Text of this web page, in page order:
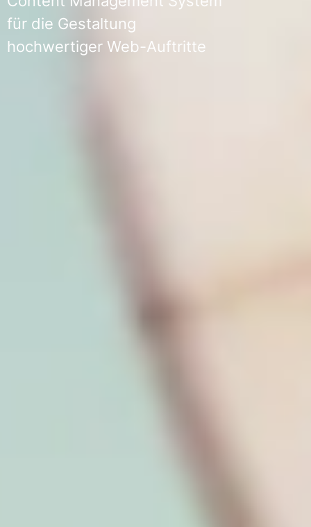
für die Gestaltung
hochwertiger Web-Auftritte